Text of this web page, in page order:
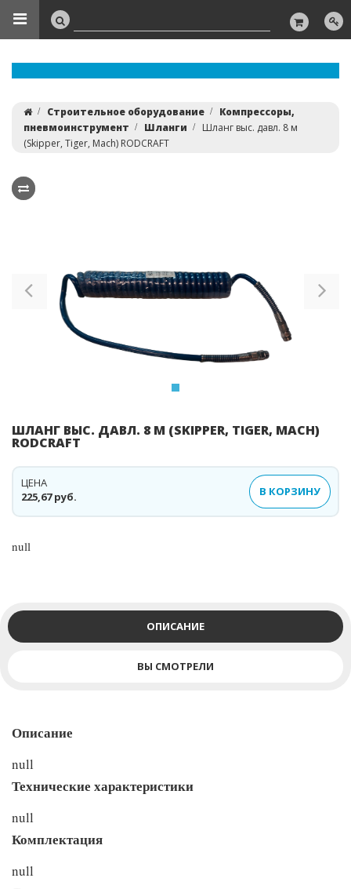
Строительное оборудование
Компрессоры,
пневмоинструмент
Шланги
Шланг выс. давл. 8 м
(Skipper, Tiger, Mach) RODCRAFT
ШЛАНГ ВЫС. ДАВЛ. 8 М (SKIPPER, TIGER, MACH)
RODCRAFT
225,67 руб.
ЦЕНА
В КОРЗИНУ
null
ОПИСАНИЕ
ВЫ СМОТРЕЛИ
Описание
null
Технические характеристики
null
Комплектация
null